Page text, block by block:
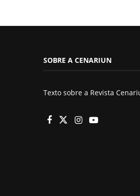
SOBRE A CENARIUN
Texto sobre a Revista